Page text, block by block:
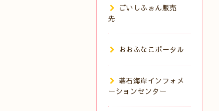
ごいしふぉん販売
先
おおふなこポータル
碁石海岸インフォメ
ーションセンター